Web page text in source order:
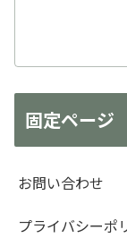
固定ページ
お問い合わせ
プライバシーポ